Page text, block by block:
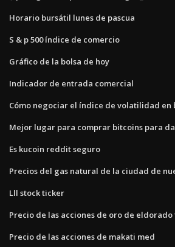
Horario bursátil lunes de pascua
S & p 500 índice de comercio
Gráfico de la bolsa de hoy
Indicador de entrada comercial
Cómo negociar el índice de volatilidad en
Mejor lugar para comprar bitcoins para
Es kucoin reddit seguro
Precios del gas natural de la ciudad de
Lll stock ticker
Precio de las acciones de oro de eldorado
Precio de las acciones de makati med